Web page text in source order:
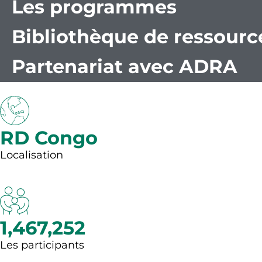
Les programmes
Bibliothèque de
Partenariat avec ADRA
RD Congo
Localisation
1,467,252
Les participants